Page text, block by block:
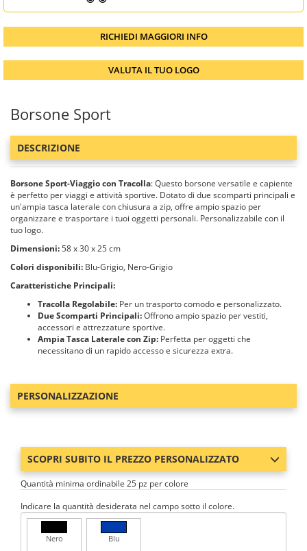
RICHIEDI MAGGIORI INFO
VALUTA IL TUO LOGO
Borsone Sport
DESCRIZIONE
Borsone Sport-Viaggio con Tracolla: Questo borsone versatile e capiente
è perfetto per viaggi e attività sportive. Dotato di due scomparti principali e
un'ampia tasca laterale con chiusura a zip, offre ampio spazio per
organizzare e trasportare i tuoi oggetti personali. Personalizzabile con il
tuo logo.
Dimensioni:58 x 30 x 25 cm
Colori disponibili: Blu-Grigio, Nero-Grigio
Caratteristiche Principali:
Tracolla Regolabile: Per un trasporto comodo e personalizzato.
Due Scomparti Principali:Offrono ampio spazio per vestiti,
accessori e attrezzature sportive.
Ampia Tasca Laterale con Zip: Perfetta per oggetti che
necessitano di un rapido accesso e sicurezza extra.
PERSONALIZZAZIONE
SCOPRI SUBITO IL PREZZO PERSONALIZZATO
Quantità minima ordinabile 25 pz per colore
Indicare la quantità desiderata nel campo sotto il colore.
Nero Blu